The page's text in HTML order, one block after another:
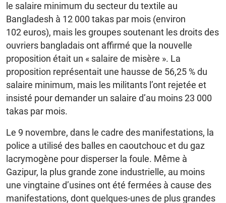
le salaire minimum du secteur du textile au
Bangladesh à 12 000 takas par mois (environ
102 euros), mais les groupes soutenant les droits des
ouvriers bangladais ont affirmé que la nouvelle
proposition était un « salaire de misère ». La
proposition représentait une hausse de 56,25 % du
salaire minimum, mais les militants l’ont rejetée et
insisté pour demander un salaire d’au moins 23 000
takas par mois.
Le 9 novembre, dans le cadre des manifestations, la
police a utilisé des balles en caoutchouc et du gaz
lacrymogène pour disperser la foule. Même à
Gazipur, la plus grande zone industrielle, au moins
une vingtaine d’usines ont été fermées à cause des
manifestations, dont quelques-unes de plus grandes